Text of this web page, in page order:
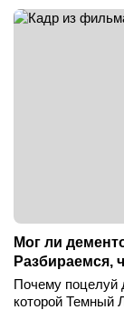
Мог ли
Разбираемся,
Почему поцелуй
которой Темный